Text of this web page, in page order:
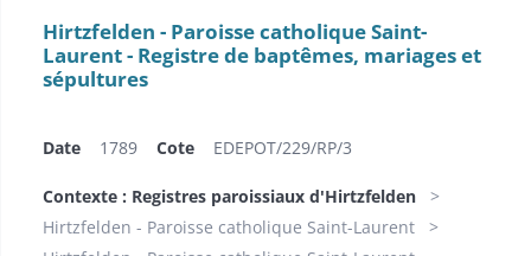
Hirtzfelden - Paroisse catholique Saint-
Laurent - Registre de baptêmes, mariages et
sépultures
Date 1789 Cote EDEPOT/229/RP/3
Contexte : Registres paroissiaux d'Hirtzfelden
Hirtzfelden - Paroisse catholique Saint-Laurent